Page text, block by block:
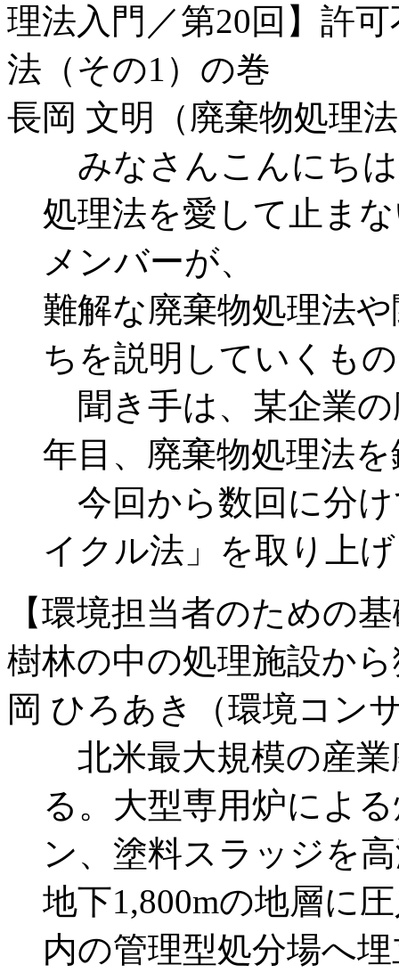
理法入門／第20回】許
法（その1）の巻
長岡 文明（廃棄物処理
みなさんこんにち
処理法を愛して止ま
メンバーが、
難解な廃棄物処理法
ちを説明していくも
聞き手は、某企業の
年目、廃棄物処理法
今回から数回に分け
イクル法」を取り上
【環境担当者のための
樹林の中の処理施設か
岡 ひろあき（環境コン
北米最大規模の産業
る。大型専用炉によ
ン、塗料スラッジを
地下1,800mの地層に
内の管理型処分場へ